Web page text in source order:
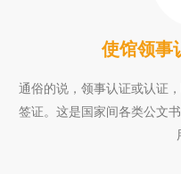
使馆领事
通俗的说，领事认证或认证
签证。这是国家间各类公文